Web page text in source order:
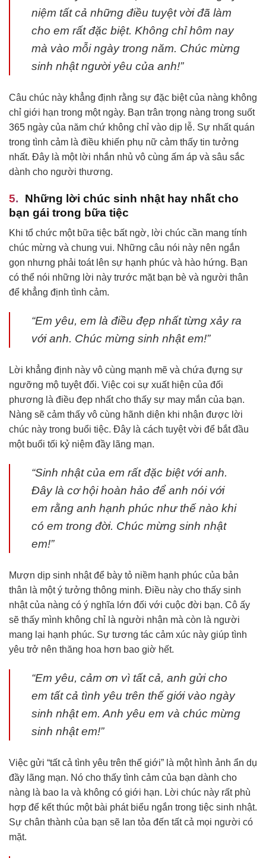
niệm tất cả những điều tuyệt vời đã làm
cho em rất đặc biệt. Không chỉ hôm nay
mà vào mỗi ngày trong năm. Chúc mừng
sinh nhật người yêu của anh!”
Câu chúc này khẳng định rằng sự đặc biệt của nàng không
chỉ giới hạn trong một ngày. Bạn trân trọng nàng trong suốt
365 ngày của năm chứ không chỉ vào dịp lễ. Sự nhất quán
trong tình cảm là điều khiến phụ nữ cảm thấy tin tưởng
nhất. Đây là một lời nhắn nhủ vô cùng ấm áp và sâu sắc
dành cho người thương.
Những lời chúc sinh nhật hay nhất cho
bạn gái trong bữa tiệc
Khi tổ chức một bữa tiệc bất ngờ, lời chúc cần mang tính
chúc mừng và chung vui. Những câu nói này nên ngắn
gọn nhưng phải toát lên sự hạnh phúc và hào hứng. Bạn
có thể nói những lời này trước mặt bạn bè và người thân
để khẳng định tình cảm.
“Em yêu, em là điều đẹp nhất từng xảy ra
với anh. Chúc mừng sinh nhật em!”
Lời khẳng định này vô cùng mạnh mẽ và chứa đựng sự
ngưỡng mộ tuyệt đối. Việc coi sự xuất hiện của đối
phương là điều đẹp nhất cho thấy sự may mắn của bạn.
Nàng sẽ cảm thấy vô cùng hãnh diện khi nhận được lời
chúc này trong buổi tiệc. Đây là cách tuyệt vời để bắt đầu
một buổi tối kỷ niệm đầy lãng mạn.
“Sinh nhật của em rất đặc biệt với anh.
Đây là cơ hội hoàn hảo để anh nói với
em rằng anh hạnh phúc như thế nào khi
có em trong đời. Chúc mừng sinh nhật
em!”
Mượn dịp sinh nhật để bày tỏ niềm hạnh phúc của bản
thân là một ý tưởng thông minh. Điều này cho thấy sinh
nhật của nàng có ý nghĩa lớn đối với cuộc đời bạn. Cô ấy
sẽ thấy mình không chỉ là người nhận mà còn là người
mang lại hạnh phúc. Sự tương tác cảm xúc này giúp tình
yêu trở nên thăng hoa hơn bao giờ hết.
“Em yêu, cảm ơn vì tất cả, anh gửi cho
em tất cả tình yêu trên thế giới vào ngày
sinh nhật em. Anh yêu em và chúc mừng
sinh nhật em!”
Việc gửi “tất cả tình yêu trên thế giới” là một hình ảnh ẩn dụ
đầy lãng mạn. Nó cho thấy tình cảm của bạn dành cho
nàng là bao la và không có giới hạn. Lời chúc này rất phù
hợp để kết thúc một bài phát biểu ngắn trong tiệc sinh nhật.
Sự chân thành của bạn sẽ lan tỏa đến tất cả mọi người có
mặt.